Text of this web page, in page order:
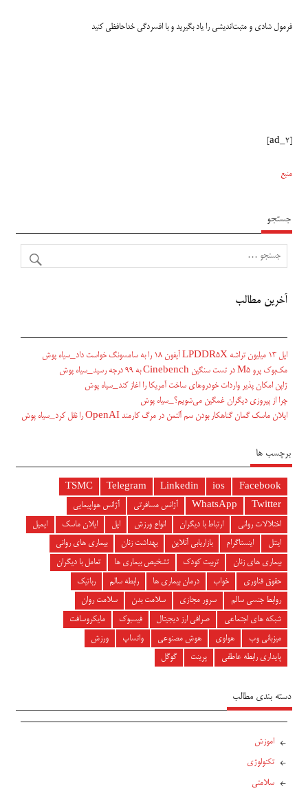
فرمول شادی و مثبت‌اندیشی را یاد بگیرید و با افسردگی خداحافظی کنید
[ad_2]
منبع
جستجو
آخرین مطالب
اپل ۱۳ میلیون تراشه LPDDR5X آیفون ۱۸ را به سامسونگ خواست داد_سیاه پوش
مک‌بوک پرو M5 در تست سنگین Cinebench به ۹۹ درجه رسید_سیاه پوش
ژاپن امکان پذیر واردات خودروهای ساخت آمریکا را اغاز کند_سیاه پوش
چرا از پیروزی دیگران غمگین می‌شویم؟_سیاه پوش
ایلان ماسک گمان گناهکار بودن سم آلتمن در مرگ کارمند OpenAI را نقل کرد_سیاه پوش
برچسب ها
Facebook
ios
Linkedin
Telegram
TSMC
Twitter
WhatsApp آژانس مسافرتی
آژانس هواپیمایی
اختلالات روانی
ارتباط با دیگران انواع ورزش اپل ایلان ماسک
ایمیل
اینتل
اینستاگرام بازاریابی آنلاین بهداشت زنان
بیماری های روانی
بیماری های زنان
تربیت کودک تشخیص بیماری ها
تعامل با دیگران
حقوق فناوری
خواب درمان بیماری ها رابطه سالم
رباتیک
روابط جنسی سالم
سرور مجازی سلامت بدن
سلامت روان
شبکه های اجتماعی
صرافی ارز دیجیتال فیسبوک
مایکروسافت
میزبانی وب
هواوی هوش مصنوعی واتساپ
ورزش
پایداری رابطه عاطفی
پرینت گوگل
دسته بندی مطالب
اموزش
تکنولوژی
سلامتی